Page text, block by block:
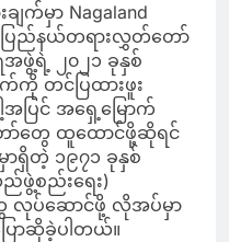
ျက်မှာ Nagaland
ြည်နယ်တရားလွှတ်တော်
ဖွဲ့ရဲ့ ၂၀၂၁ ခုနှစ်
ကို တင်ပြထားဖူး
အပြင် အရှေ့မြောက်
ာ်တွေ ထူထောင်ဖို့ဆိုရင်
ာရှိတဲ့ ၁၉၇၁ ခုနှစ်
ည်ဖွဲ့စည်းရေး)
လုပ်ဆောင်ဖို့ လိုအပ်မှာ
ောဆိုခဲ့ပါတယ်။